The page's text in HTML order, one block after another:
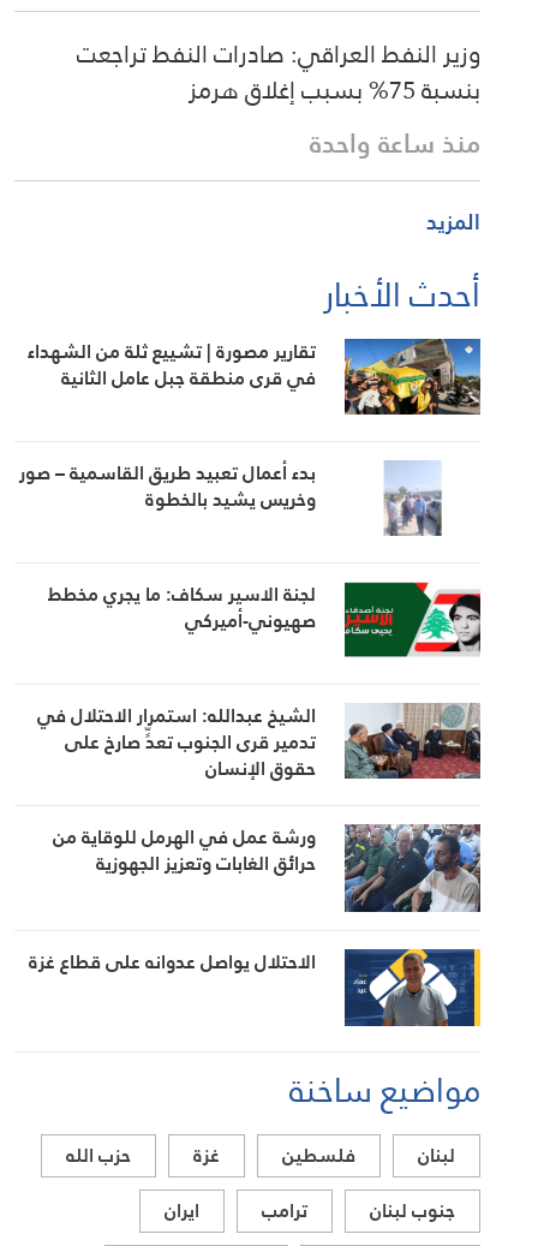
وزير النفط العراقي: صادرات النفط تراجعت
بنسبة 75% بسبب إغلاق هرمز
منذ ساعة واحدة
المزيد
أحدث الأخبار
تقارير مصورة | تشييع ثلة من الشهداء
في قرى منطقة جبل عامل الثانية
بدء أعمال تعبيد طريق القاسمية – صور
وخريس يشيد بالخطوة
لجنة الاسير سكاف: ما يجري مخطط
صهيوني-أميركي
الشيخ عبدالله: استمرار الاحتلال في
تدمير قرى الجنوب تعدٍّ صارخ على
حقوق الإنسان
ورشة عمل في الهرمل للوقاية من
حرائق الغابات وتعزيز الجهوزية
الاحتلال يواصل عدوانه على قطاع غزة
مواضيع ساخنة
لبنان فلسطين غزة
حزب الله
جنوب لبنان
ترامب
ايران